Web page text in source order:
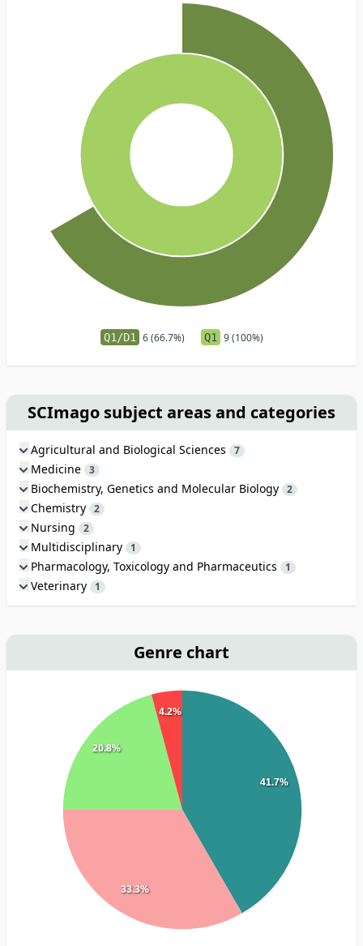
Q1/D1 6 (66.7%) Q1 9 (100%)
SCImago subject areas and categories
Agricultural and Biological Sciences 7
Medicine 3
Biochemistry, Genetics and Molecular Biology 2
Chemistry 2
Nursing 2
Multidisciplinary 1
Pharmacology, Toxicology and Pharmaceutics 1
Veterinary 1
Genre chart
41.7%
33.3%
20.8%
4.2%